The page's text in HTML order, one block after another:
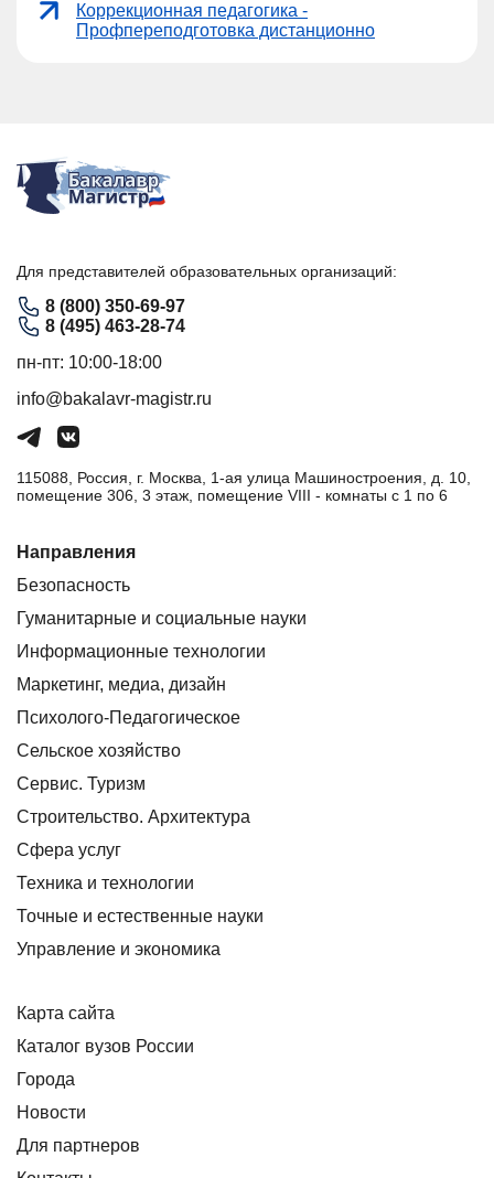
Коррекционная педагогика -
Профпереподготовка дистанционно
Для представителей образовательных организаций:
8 (800) 350-69-97
8 (495) 463-28-74
пн-пт: 10:00-18:00
info@bakalavr-magistr.ru
115088, Россия, г. Москва, 1-ая улица Машиностроения, д. 10,
помещение 306, 3 этаж, помещение VIII - комнаты с 1 по 6
Направления
Безопасность
Гуманитарные и социальные науки
Информационные технологии
Маркетинг, медиа, дизайн
Психолого-Педагогическое
Сельское хозяйство
Сервис. Туризм
Строительство. Архитектура
Сфера услуг
Техника и технологии
Точные и естественные науки
Управление и экономика
Карта сайта
Каталог вузов России
Города
Новости
Для партнеров